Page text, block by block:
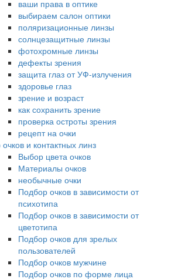
ваши права в оптике
выбираем салон оптики
поляризационные линзы
солнцезащитные линзы
фотохромные линзы
дефекты зрения
защита глаз от УФ-излучения
здоровье глаз
зрение и возраст
как сохранить зрение
проверка остроты зрения
рецепт на очки
и контактных линз
Выбор цвета очков
Материалы очков
необычные очки
Подбор очков в зависимости от
психотипа
Подбор очков в зависимости от
цветотипа
Подбор очков для зрелых
пользователей
Подбор очков мужчине
Подбор очков по форме лица